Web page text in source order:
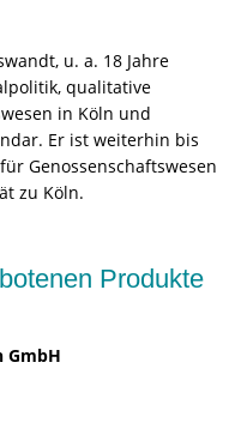
u. a. 18 Jahre
qualitative
in Köln und
Er ist weiterhin bis
Genossenschaftswesen
zu Köln.
Produkte
GmbH